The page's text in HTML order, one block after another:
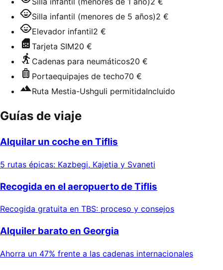
Silla infantil (menores de 5 años)2 €
Elevador infantil2 €
Tarjeta SIM20 €
Cadenas para neumáticos20 €
Portaequipajes de techo70 €
Ruta Mestia-Ushguli permitidaIncluido
Guías de viaje
Alquilar un coche en Tiflis
5 rutas épicas: Kazbegi, Kajetia y Svaneti
Recogida en el aeropuerto de Tiflis
Recogida gratuita en TBS: proceso y consejos
Alquiler barato en Georgia
Ahorra un 47% frente a las cadenas internacionales